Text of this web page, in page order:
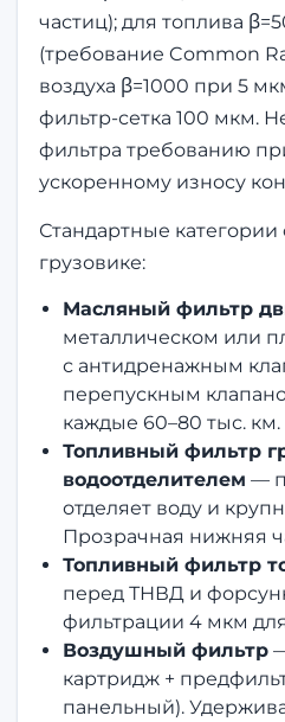
частиц); для топлива
(требование Common
воздуха β=1000 при 5
фильтр-сетка 100 мкм.
фильтра требованию
ускоренному износу
Стандартные категории
грузовике:
Масляный фильтр
металлическом или
с антидренажным
перепускным
каждые 60–80 тыс. км.
Топливный фильтр
водоотделителем —
отделяет воду и
Прозрачная нижняя
Топливный фильтр
перед ТНВД и
фильтрации 4 мкм
Воздушный фильтр—
картридж +
панельный).